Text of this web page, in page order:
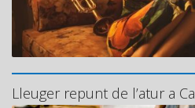
Lleuger repunt de l’atur a